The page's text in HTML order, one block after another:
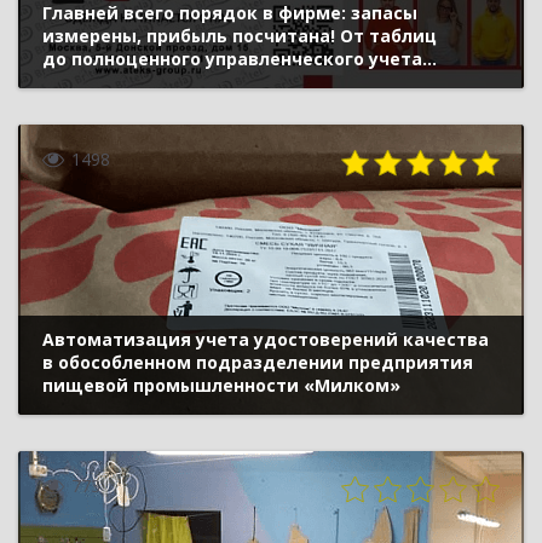
Главней всего порядок в фирме: запасы
измерены, прибыль посчитана! От таблиц
до полноценного управленческого учета
в облачной «1С:УНФ»
1498
Автоматизация учета удостоверений качества
в обособленном подразделении предприятия
пищевой промышленности «Милком»
773